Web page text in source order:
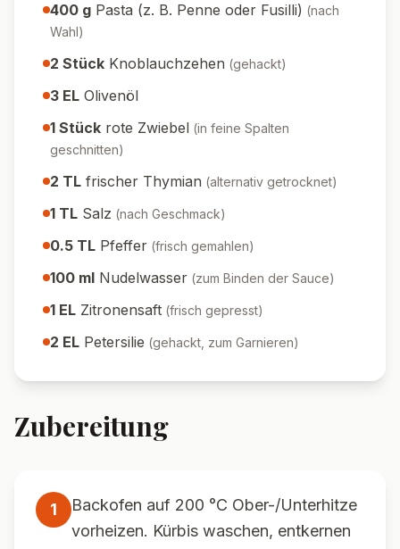
400 g Pasta (z. B. Penne oder Fusilli) (nach
Wahl)
2 Stück Knoblauchzehen (gehackt)
3 EL Olivenöl
1 Stück rote Zwiebel (in feine Spalten
geschnitten)
2 TL frischer Thymian (alternativ getrocknet)
1 TL Salz (nach Geschmack)
0.5 TL Pfeffer (frisch gemahlen)
100 ml Nudelwasser (zum Binden der Sauce)
1 EL Zitronensaft (frisch gepresst)
2 EL Petersilie (gehackt, zum Garnieren)
Zubereitung
1
Backofen auf 200 °C Ober-/Unterhitze
vorheizen. Kürbis waschen, entkernen